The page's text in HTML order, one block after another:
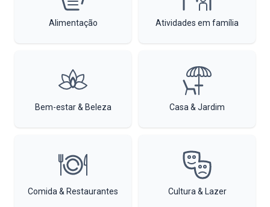
Alimentação Atividades em família
Bem-estar & Beleza Casa & Jardim
Comida & Restaurantes Cultura & Lazer